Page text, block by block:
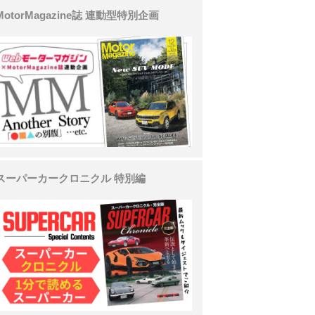
誌 連動型特別企画
ーパーカークロニクル 特別編